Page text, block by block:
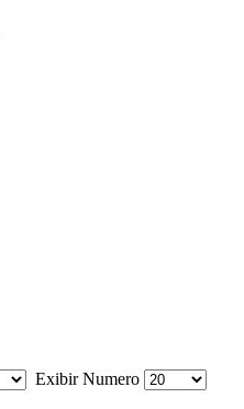
Exibir Numero